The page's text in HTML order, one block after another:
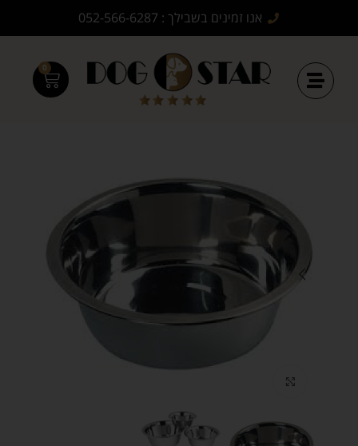
אנו זמינים בשבילך : 052-566-6287
0